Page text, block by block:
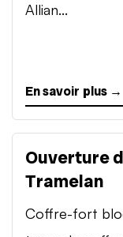
Allian...
En savoir plus →
Ouverture
Tramelan
Coffre-fort